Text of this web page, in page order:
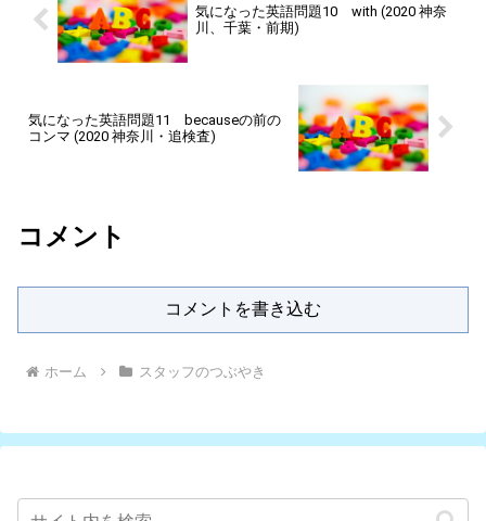
気になった英語問題10 with (2020 神奈
川、千葉・前期)
気になった英語問題11 becauseの前の
コンマ (2020 神奈川・追検査)
コメント
コメントを書き込む
ホーム スタッフのつぶやき